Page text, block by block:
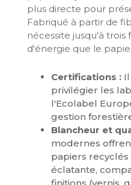
plus directe pour
Fabriqué à partir de
nécessite jusqu'à trois
d'énergie que le
Certifications :Il
privilégier les
l'Ecolabel
gestion
Blancheur et
modernes
papiers
éclatante,